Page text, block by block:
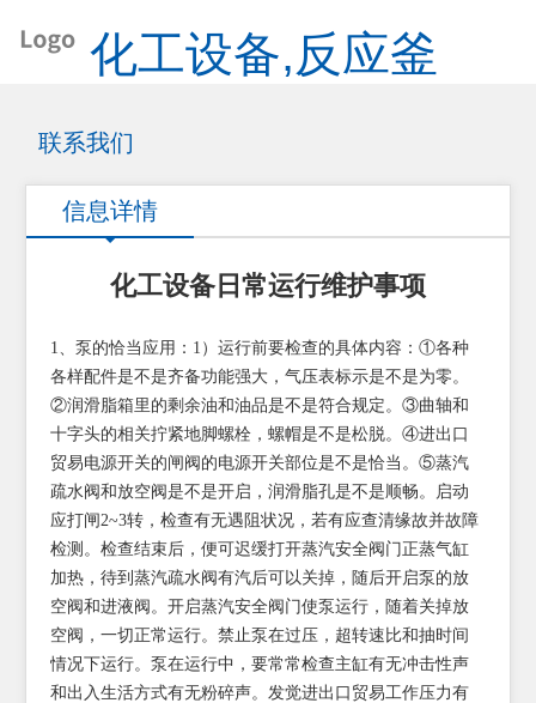
化工设备,反应釜
联系我们
信息详情
化工设备日常运行维护事项
1、泵的恰当应用：1）运行前要检查的具体内容：①各种
各样配件是不是齐备功能强大，气压表标示是不是为零。
②润滑脂箱里的剩余油和油品是不是符合规定。③曲轴和
十字头的相关拧紧地脚螺栓，螺帽是不是松脱。④进出口
贸易电源开关的闸阀的电源开关部位是不是恰当。⑤蒸汽
疏水阀和放空阀是不是开启，润滑脂孔是不是顺畅。启动
应打闸2~3转，检查有无遇阻状况，若有应查清缘故并故障
检测。检查结束后，便可迟缓打开蒸汽安全阀门正蒸气缸
加热，待到蒸汽疏水阀有汽后可以关掉，随后开启泵的放
空阀和进液阀。开启蒸汽安全阀门使泵运行，随着关掉放
空阀，一切正常运行。禁止泵在过压，超转速比和抽时间
情况下运行。泵在运行中，要常常检查主缸有无冲击性声
和出入生活方式有无粉碎声。发觉进出口贸易工作压力有